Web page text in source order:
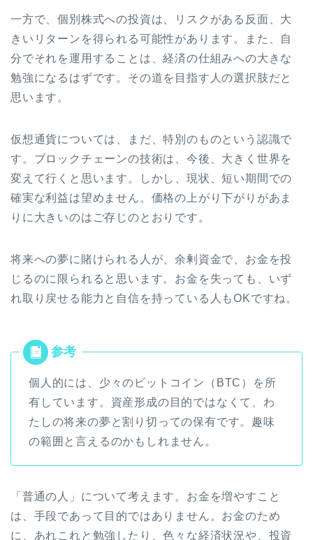
一方で、個別株式への投資は、リスクがある反面、大
きいリターンを得られる可能性があります。また、自
分でそれを運用することは、経済の仕組みへの大きな
勉強になるはずです。その道を目指す人の選択肢だと
思います。
仮想通貨については、まだ、特別のものという認識で
す。ブロックチェーンの技術は、今後、大きく世界を
変えて行くと思います。しかし、現状、短い期間での
確実な利益は望めません。価格の上がり下がりがあま
りに大きいのはご存じのとおりです。
将来への夢に賭けられる人が、余剰資金で、お金を投
じるのに限られると思います。お金を失っても、いず
れ取り戻せる能力と自信を持っている人もOKですね。
個人的には、少々のビットコイン（BTC）を所
有しています。資産形成の目的ではなくて、わ
たしの将来の夢と割り切っての保有です。趣味
の範囲と言えるのかもしれません。
「普通の人」について考えます。お金を増やすこと
は、手段であって目的ではありません。お金のため
に、あれこれと勉強したり、色々な経済状況や、投資